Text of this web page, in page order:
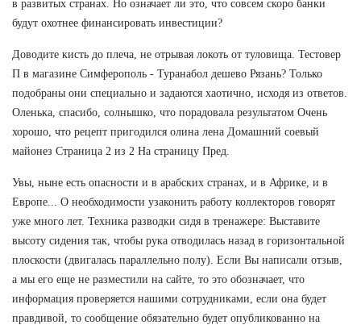
в развитых странах. Но означает ли это, что совсем скоро банки
будут охотнее финансировать инвестиции?
Доводите кисть до плеча, не отрывая локоть от туловища. Тестовер
П в магазине Симферополь - Туранабол дешево Рязань? Только
подобраны они специально и задаются хаотично, исходя из ответов.
Оленька, спасибо, солнышко, что порадовала результатом Очень
хорошо, что рецепт пригодился олина лена Домашний соевый
майонез Страница 2 из 2 На страницу Пред.
Увы, ныне есть опасности и в арабских странах, и в Африке, и в
Европе... О необходимости узаконить работу коллекторов говорят
уже много лет. Техника разводки сидя в тренажере: Выставите
высоту сидения так, чтобы рука отводилась назад в горизонтальной
плоскости (двигалась параллельно полу). Если Вы написали отзыв,
а мы его еще не разместили на сайте, то это обозначает, что
информация проверяется нашими сотрудниками, если она будет
правдивой, то сообщение обязательно будет опубликованно на